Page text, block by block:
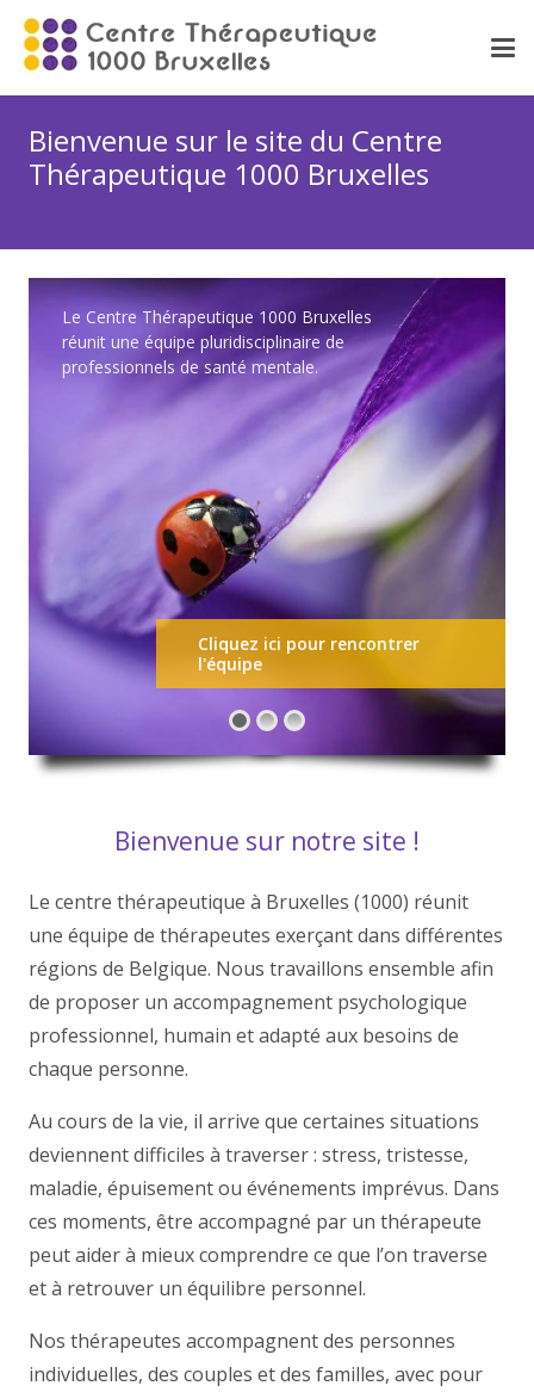
Bienvenue sur le site du Centre
Thérapeutique 1000 Bruxelles
Le Centre Thérapeutique 1000 Bruxelles
réunit une équipe pluridisciplinaire de
professionnels de santé mentale.
Cliquez ici pour rencontrer
l'équipe
Bienvenue sur notre site !
Le centre thérapeutique à Bruxelles (1000) réunit
une équipe de thérapeutes exerçant dans différentes
régions de Belgique. Nous travaillons ensemble afin
de proposer un accompagnement psychologique
professionnel, humain et adapté aux besoins de
chaque personne.
Au cours de la vie, il arrive que certaines situations
deviennent difficiles à traverser : stress, tristesse,
maladie, épuisement ou événements imprévus. Dans
ces moments, être accompagné par un thérapeute
peut aider à mieux comprendre ce que l’on traverse
et à retrouver un équilibre personnel.
Nos thérapeutes accompagnent des personnes
individuelles, des couples et des familles, avec pour